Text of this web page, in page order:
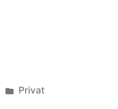
Veröffentlicht
Privat